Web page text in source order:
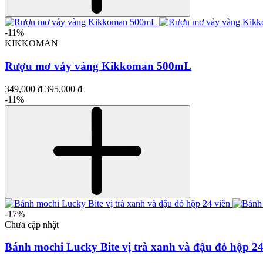
-11%
KIKKOMAN
Rượu mơ vảy vàng Kikkoman 500mL
349,000 ₫ 395,000 ₫
-11%
-17%
Chưa cập nhật
Bánh mochi Lucky Bite vị trà xanh và đậu đỏ hộp